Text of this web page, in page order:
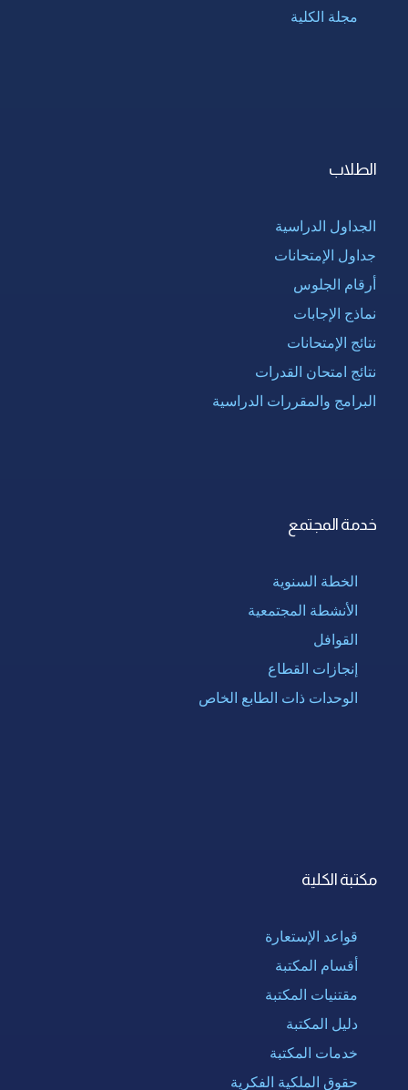
مجلة الكلية
الطلاب
الجداول الدراسية
جداول الإمتحانات
أرقام الجلوس
نماذج الإجابات
نتائج الإمتحانات
نتائج امتحان القدرات
البرامج والمقررات الدراسية
خدمة المجتمع
الخطة السنوية
الأنشطة المجتمعية
القوافل
إنجازات القطاع
الوحدات ذات الطابع الخاص
مكتبة الكلية
قواعد الإستعارة
أقسام المكتبة
مقتنيات المكتبة
دليل المكتبة
خدمات المكتبة
حقوق الملكية الفكرية